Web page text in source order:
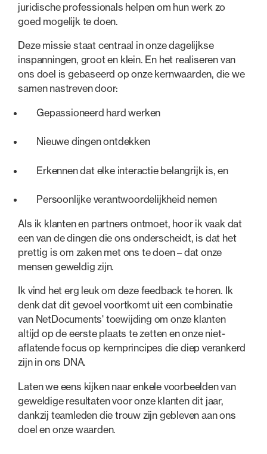
juridische professionals helpen om hun werk zo
goed mogelijk te doen.
Deze missie staat centraal in onze dagelijkse
inspanningen, groot en klein. En het realiseren van
ons doel is gebaseerd op onze kernwaarden, die we
samen nastreven door:
Gepassioneerd hard werken
Nieuwe dingen ontdekken
Erkennen dat elke interactie belangrijk is, en
Persoonlijke verantwoordelijkheid nemen
Als ik klanten en partners ontmoet, hoor ik vaak dat
een van de dingen die ons onderscheidt, is dat het
prettig is om zaken met ons te doen – dat onze
mensen geweldig zijn.
Ik vind het erg leuk om deze feedback te horen. Ik
denk dat dit gevoel voortkomt uit een combinatie
van NetDocuments' toewijding om onze klanten
altijd op de eerste plaats te zetten en onze niet-
aflatende focus op kernprincipes die diep verankerd
zijn in ons DNA.
Laten we eens kijken naar enkele voorbeelden van
geweldige resultaten voor onze klanten dit jaar,
dankzij teamleden die trouw zijn gebleven aan ons
doel en onze waarden.